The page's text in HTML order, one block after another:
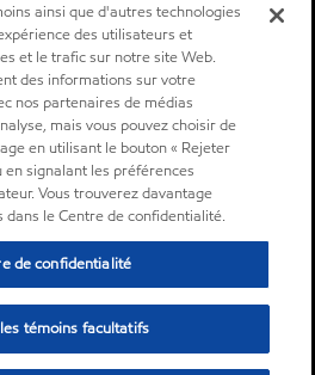
ainsi que d'autres technologies
des utilisateurs et
et le trafic sur notre site Web.
des informations sur votre
nos partenaires de médias
mais vous pouvez choisir de
en utilisant le bouton « Rejeter
signalant les préférences
Vous trouverez davantage
le Centre de confidentialité.
de confidentialité
témoins facultatifs